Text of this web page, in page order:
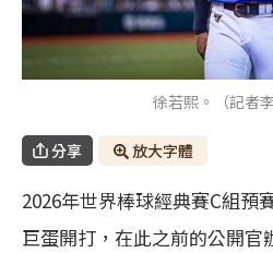
徐若熙。（記者李
分享 放大字體
2026年世界棒球經典賽C組預
巨蛋開打，在此之前的公開